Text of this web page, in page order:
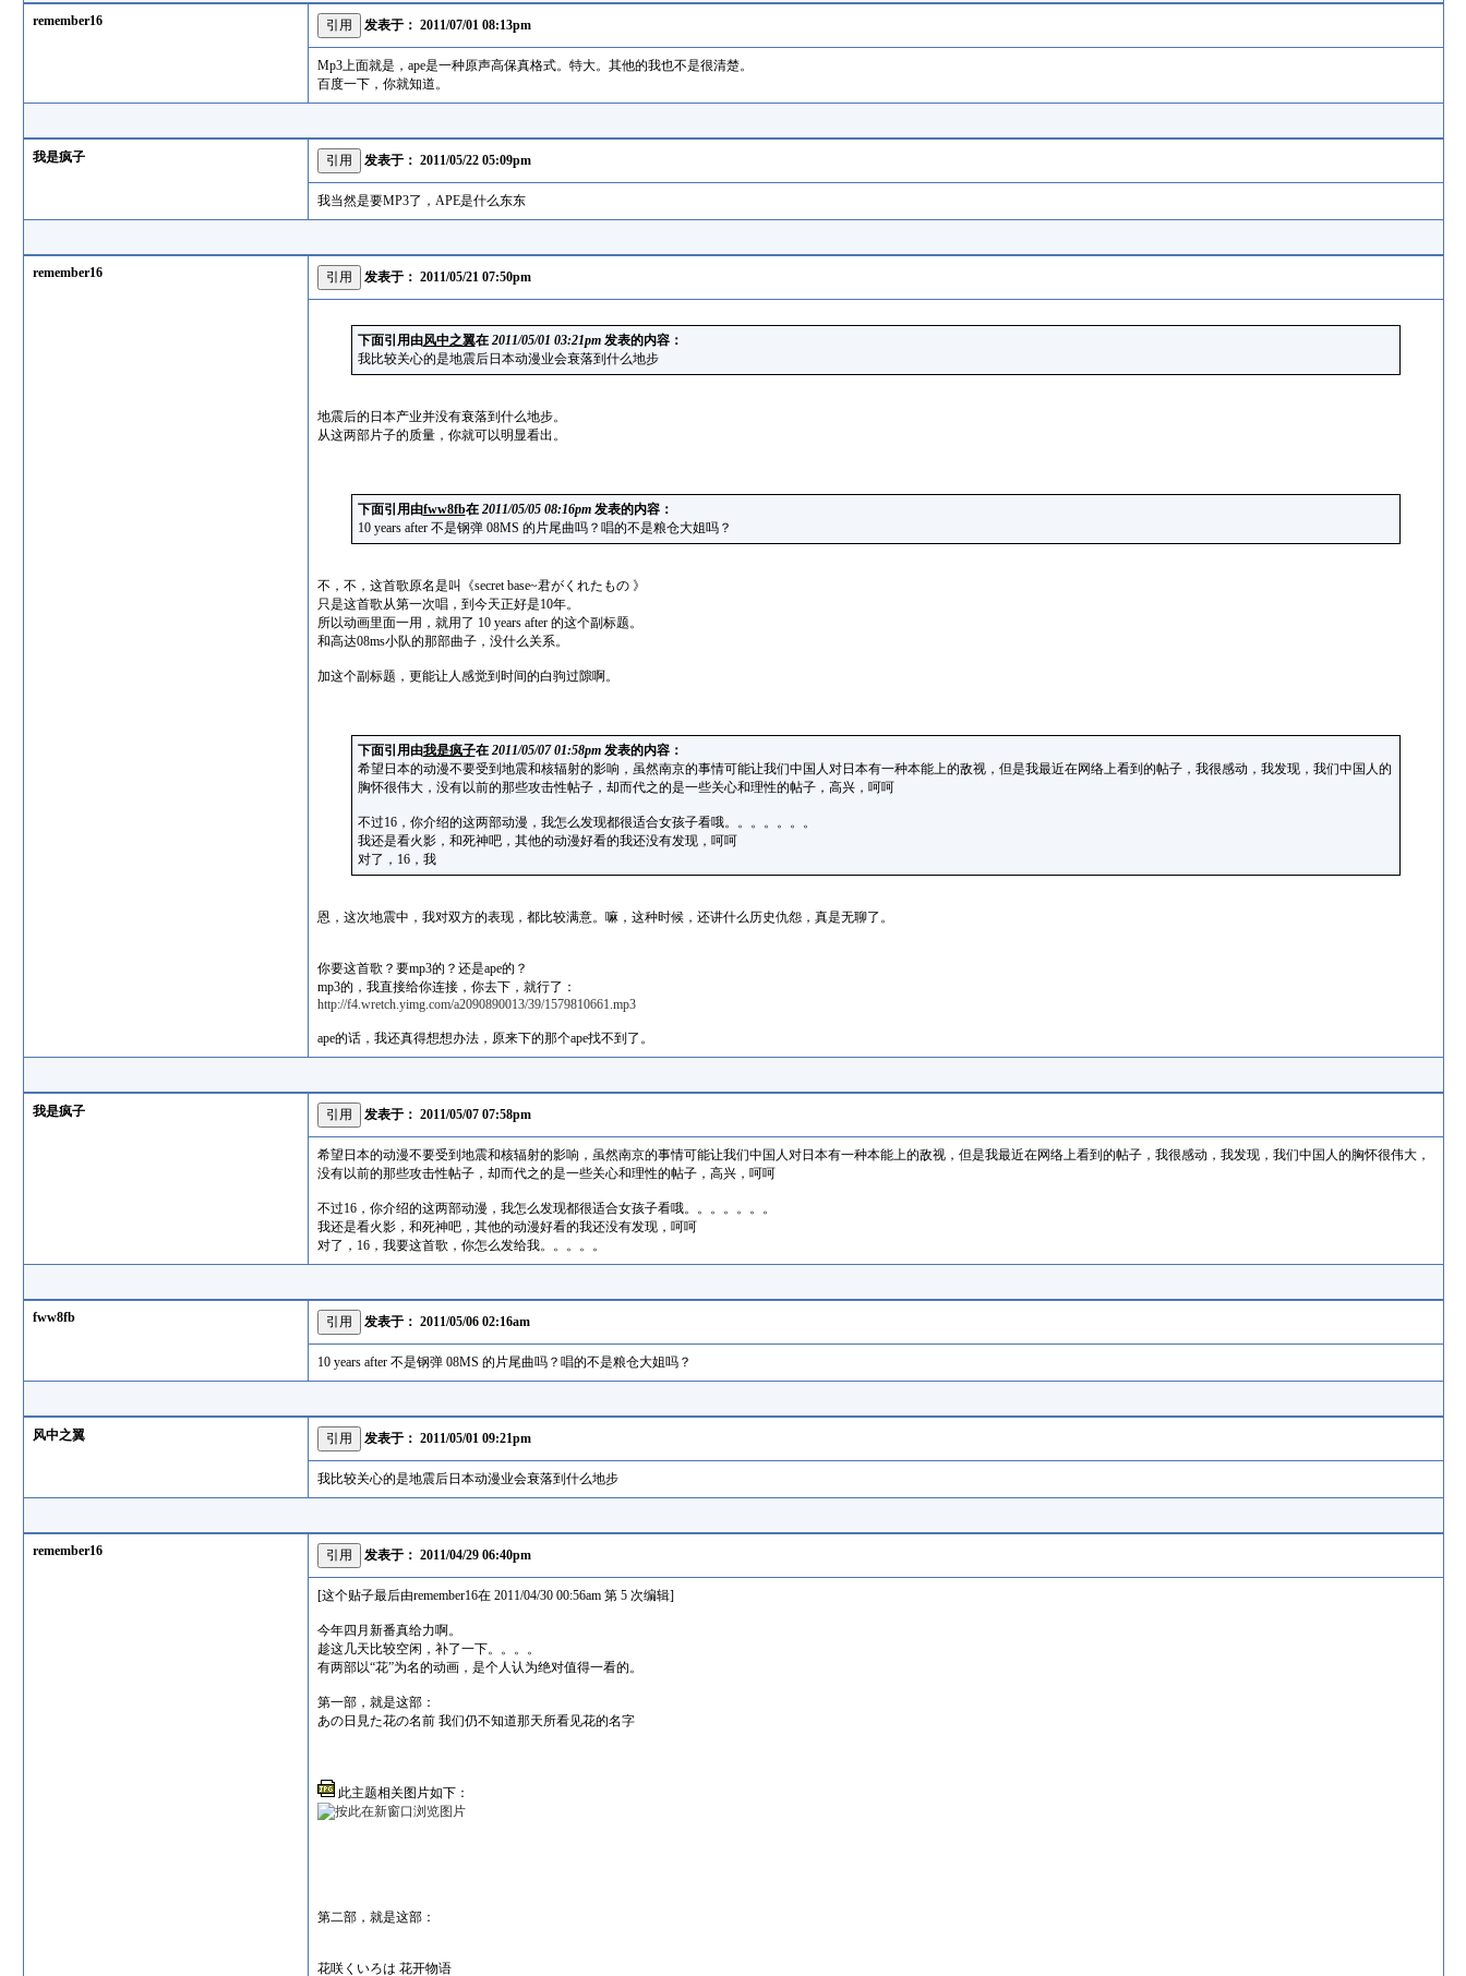
remember16 发表于： 2011/07/01 08:13pm
Mp3上面就是，ape是一种原声高保真格式。特大。其他的我也不是很清楚。
百度一下，你就知道。
我是疯子 发表于： 2011/05/22 05:09pm
我当然是要MP3了，APE是什么东东
remember16 发表于： 2011/05/21 07:50pm
下面引用由风中之翼在 2011/05/01 03:21pm发表的内容：
我比较关心的是地震后日本动漫业会衰落到什么地步
地震后的日本产业并没有衰落到什么地步。
从这两部片子的质量，你就可以明显看出。
下面引用由fww8fb在 2011/05/05 08:16pm发表的内容：
10 years after 不是钢弹 08MS 的片尾曲吗？唱的不是粮仓大姐吗？
不，不，这首歌原名是叫《secret base~君がくれたもの 》
只是这首歌从第一次唱，到今天正好是10年。
所以动画里面一用，就用了 10 years after 的这个副标题。
和高达08ms小队的那部曲子，没什么关系。
加这个副标题，更能让人感觉到时间的白驹过隙啊。
下面引用由我是疯子在 2011/05/07 01:58pm发表的内容：
希望日本的动漫不要受到地震和核辐射的影响，虽然南京的事情可能让我们中国人对日本有一种本能上的敌视，但是我最近在网络上看到的帖子，我很感动，我发现，我们中国人的
胸怀很伟大，没有以前的那些攻击性帖子，却而代之的是一些关心和理性的帖子，高兴，呵呵
不过16，你介绍的这两部动漫，我怎么发现都很适合女孩子看哦。。。。。。。
我还是看火影，和死神吧，其他的动漫好看的我还没有发现，呵呵
对了，16，我
恩，这次地震中，我对双方的表现，都比较满意。嘛，这种时候，还讲什么历史仇怨，真是无聊了。
你要这首歌？要mp3的？还是ape的？
mp3的，我直接给你连接，你去下，就行了：
http://f4.wretch.yimg.com/a2090890013/39/1579810661.mp3
ape的话，我还真得想想办法，原来下的那个ape找不到了。
我是疯子 发表于： 2011/05/07 07:58pm
希望日本的动漫不要受到地震和核辐射的影响，虽然南京的事情可能让我们中国人对日本有一种本能上的敌视，但是我最近在网络上看到的帖子，我很感动，我发现，我们中国人的胸怀很伟大，
没有以前的那些攻击性帖子，却而代之的是一些关心和理性的帖子，高兴，呵呵
不过16，你介绍的这两部动漫，我怎么发现都很适合女孩子看哦。。。。。。。
我还是看火影，和死神吧，其他的动漫好看的我还没有发现，呵呵
对了，16，我要这首歌，你怎么发给我。。。。。
fww8fb 发表于： 2011/05/06 02:16am
10 years after 不是钢弹 08MS 的片尾曲吗？唱的不是粮仓大姐吗？
风中之翼 发表于： 2011/05/01 09:21pm
我比较关心的是地震后日本动漫业会衰落到什么地步
remember16 发表于： 2011/04/29 06:40pm
[这个贴子最后由remember16在 2011/04/30 00:56am 第 5 次编辑]
今年四月新番真给力啊。
趁这几天比较空闲，补了一下。。。。
有两部以“花”为名的动画，是个人认为绝对值得一看的。
第一部，就是这部：
あの日見た花の名前 我们仍不知道那天所看见花的名字
此主题相关图片如下：
第二部，就是这部：
花咲くいろは 花开物语